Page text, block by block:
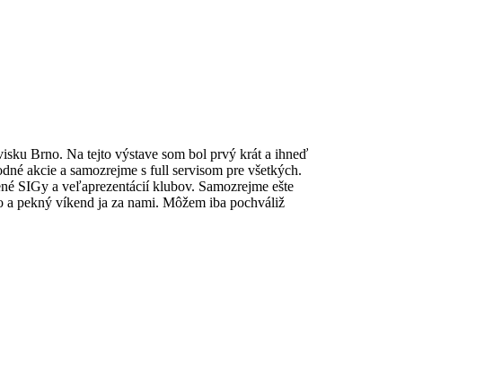
Brno. Na tejto výstave som bol prvý krát a ihneď
akcie a samozrejme s full servisom pre všetkých.
SIGy a veľaprezentácií klubov. Samozrejme ešte
pekný víkend ja za nami. Môžem iba pochváliž